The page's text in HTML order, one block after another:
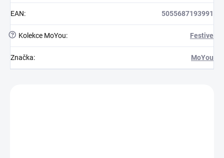
EAN: 5055687193991
? Kolekce MoYou: Festive
Značka: MoYou